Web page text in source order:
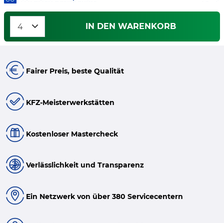
IN DEN WARENKORB
Fairer Preis, beste Qualität
KFZ-Meisterwerkstätten
Kostenloser Mastercheck
Verlässlichkeit und Transparenz
Ein Netzwerk von über 380 Servicecentern